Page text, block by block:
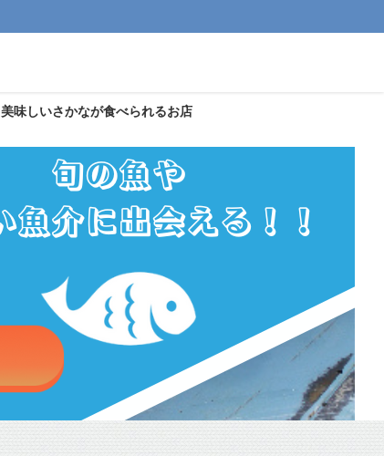
美味しいさかなが食べられるお店